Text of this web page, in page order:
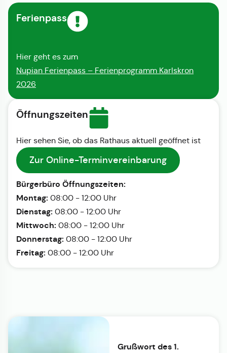
Ferienpass
Hier geht es zum
Nupian Ferienpass – Ferienprogramm Karlskron
2026
Öffnungszeiten
Hier sehen Sie, ob das Rathaus aktuell geöffnet ist
Zur Online-Terminvereinbarung
Bürgerbüro Öffnungszeiten:
Montag: 08:00 - 12:00 Uhr
Dienstag: 08:00 - 12:00 Uhr
Mittwoch: 08:00 - 12:00 Uhr
Donnerstag: 08:00 - 12:00 Uhr
Freitag: 08:00 - 12:00 Uhr
Grußwort des 1.